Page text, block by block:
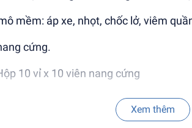
mềm: áp xe, nhọt, chốc lở, viêm
cứng.
10 vỉ x 10 viên nang cứng
được dùng theo đường uống. Có
Xem thêm